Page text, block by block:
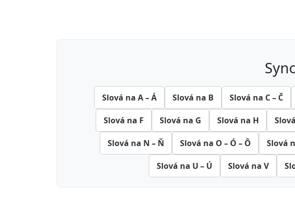
Slová na A – Á Slová na B Slová na C – Č
Slová na F Slová na G Slová na H
Slová na N – Ň Slová na O – Ó – Ô Slová
Slová na U – Ú Slová na V